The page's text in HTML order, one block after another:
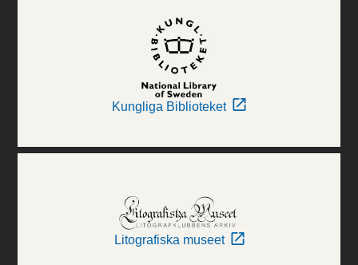
Kungliga Biblioteket
Litografiska museet